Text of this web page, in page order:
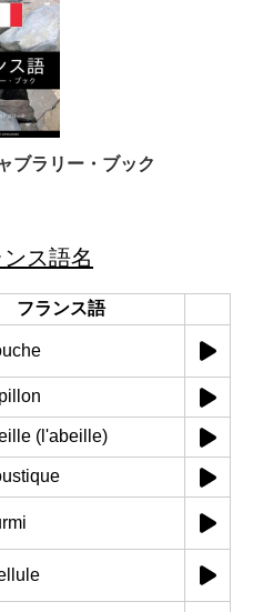
ブラリー・ブック
ス語名
フランス語
(l'abeille)